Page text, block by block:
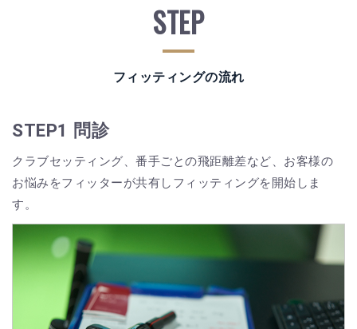
STEP
フィッティングの流れ
STEP1 問診
クラブセッティング、番手ごとの飛距離差など、お客様の
お悩みをフィッターが共有しフィッティングを開始しま
す。